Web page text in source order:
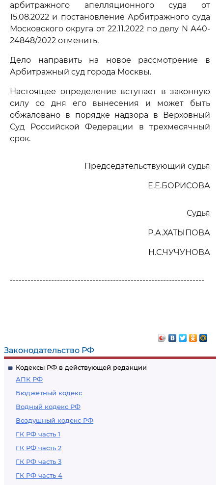
Законодательство РФ
Кодексы РФ в действующей редакции
АПК РФ
Бюджетный кодекс
Водный кодекс РФ
Воздушный кодекс РФ
ГК РФ часть 1
ГК РФ часть 2
ГК РФ часть 3
ГК РФ часть 4
арбитражного апелляционного суда от
15.08.2022 и постановление Арбитражного суда
Московского округа от 22.11.2022 по делу N А40-
24848/2022 отменить.
Дело направить на новое рассмотрение в
Арбитражный суд города Москвы.
Настоящее определение вступает в законную
силу со дня его вынесения и может быть
обжаловано в порядке надзора в Верховный
Суд Российской Федерации в трехмесячный
срок.
Председательствующий судья
Е.Е.БОРИСОВА
Судья
Р.А.ХАТЫПОВА
Н.С.ЧУЧУНОВА
------------------------------------------------------------------